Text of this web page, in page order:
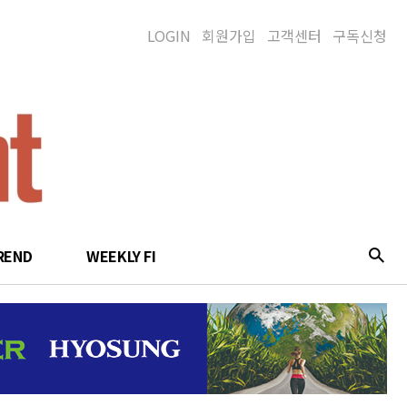
WEEKLY FI
LOGIN 회원가입 고객센터 구독신청